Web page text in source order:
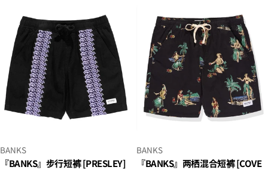
小
贩：
BANKS
『BANKS』步行短裤 [PRESLEY]
小
贩：
BANKS
『BANKS』两栖混合短裤 [COVE